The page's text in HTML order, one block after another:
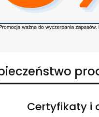
Certyfikaty i